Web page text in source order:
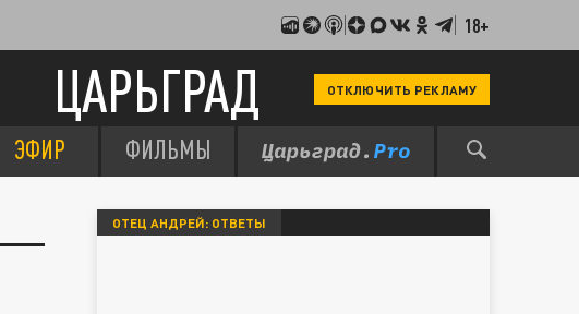
18+
ЦАРЬГРАД ОТКЛЮЧИТЬ РЕКЛАМУ
ЭФИР ФИЛЬМЫ
ОТЕЦ АНДРЕЙ: ОТВЕТЫ